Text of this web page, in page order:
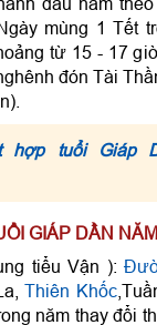
mùng 1 Tết
từ 15 - 17
đón Tài
hợp tuổi Giáp
GIÁP DẦN
tiểu Vận ):
Thiên Khốc
năm thay đổi